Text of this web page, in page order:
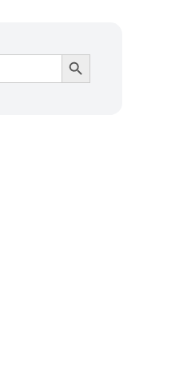
Ir